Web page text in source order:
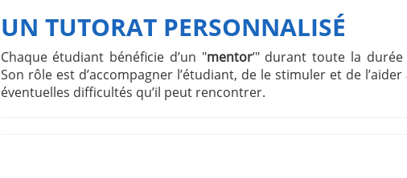
UN TUTORAT PERSONNALISÉ
Chaque étudiant bénéficie d’un "mentor’" durant toute la durée
Son rôle est d’accompagner l’étudiant, de le stimuler et de
éventuelles difficultés qu’il peut rencontrer.